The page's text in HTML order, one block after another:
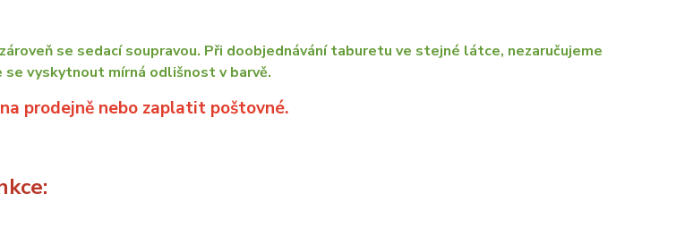
se sedací soupravou. Při doobjednávání taburetu ve stejné látce, nezaručujeme
vyskytnout mírná odlišnost v barvě.
prodejně nebo zaplatit poštovné.